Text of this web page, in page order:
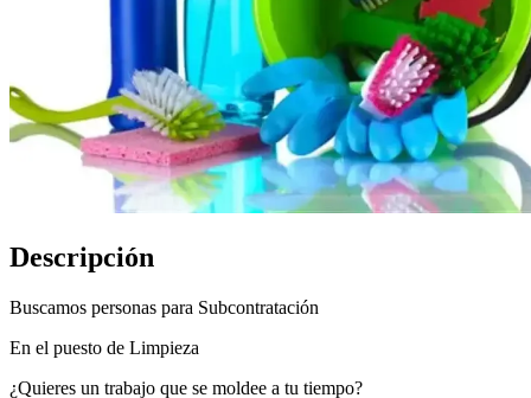
Descripción
Buscamos personas para Subcontratación
En el puesto de Limpieza
¿Quieres un trabajo que se moldee a tu tiempo?